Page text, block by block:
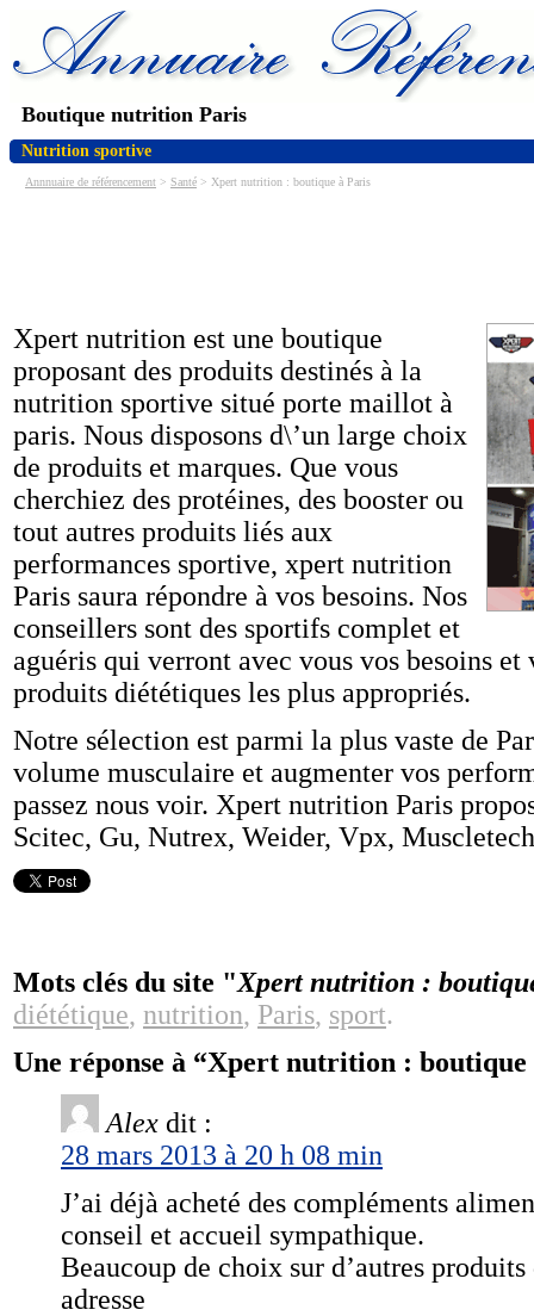
Boutique nutrition Paris
Nutrition sportive
Annnuaire de référencement > Santé > Xpert nutrition : boutique à Paris
Xpert nutrition est une boutique
proposant des produits destinés à la
nutrition sportive situé porte maillot à
paris. Nous disposons d\’un large choix
de produits et marques. Que vous
cherchiez des protéines, des booster ou
tout autres produits liés aux
performances sportive, xpert nutrition
Paris saura répondre à vos besoins. Nos
conseillers sont des sportifs complet et
aguéris qui verront avec vous vos besoins
produits diététiques les plus appropriés.
Notre sélection est parmi la plus vaste de
volume musculaire et augmenter vos
passez nous voir. Xpert nutrition Paris
Scitec, Gu, Nutrex, Weider, Vpx,
Mots clés du site "Xpert nutrition :
diététique, nutrition, Paris, sport.
Une réponse à “Xpert nutrition : boutique
Alex dit :
28 mars 2013 à 20 h 08 min
J’ai déjà acheté des compléments
conseil et accueil sympathique.
Beaucoup de choix sur d’autres
adresse